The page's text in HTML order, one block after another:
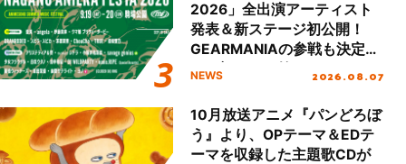
2026」全出演アーティスト
発表＆新ステージ初公開！
GEARMANIAの参戦も決定
し、初となる第3ステージの
NEWS 2026.08.07
10月放送アニメ『パンどろぼ
う』より、OPテーマ＆EDテ
ーマを収録した主題歌CDが